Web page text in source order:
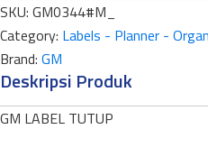
SKU: GM0344#M_
Category: Labels - Planner -
Brand: GM
Deskripsi Produk
GM LABEL TUTUP